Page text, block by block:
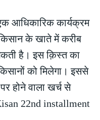
आधिकारिक कार्यक्रम
के खाते में करीब
है। इस क़िस्त का
को मिलेगा। इससे
होने वाला खर्च से
22nd installment